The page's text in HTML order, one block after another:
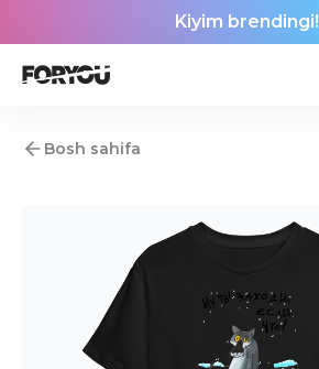
Kiyim brendingi!
Bosh sahifa